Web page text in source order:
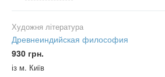
Художня література
Древнеиндийская философия
930 грн.
із м. Київ